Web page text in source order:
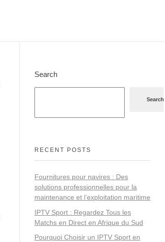
Search
Search
RECENT POSTS
Fournitures pour navires : Des
solutions professionnelles pour la
maintenance et l’exploitation maritime
IPTV Sport : Regardez Tous les
Matchs en Direct en Afrique du Sud
Pourquoi Choisir un IPTV Sport en